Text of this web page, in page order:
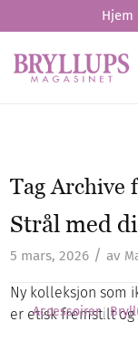
Hjem
Tag Archive
Strål med
5 mars, 2026 / av
Ny kolleksjon som
er etisk fremstilt
Accessoirer